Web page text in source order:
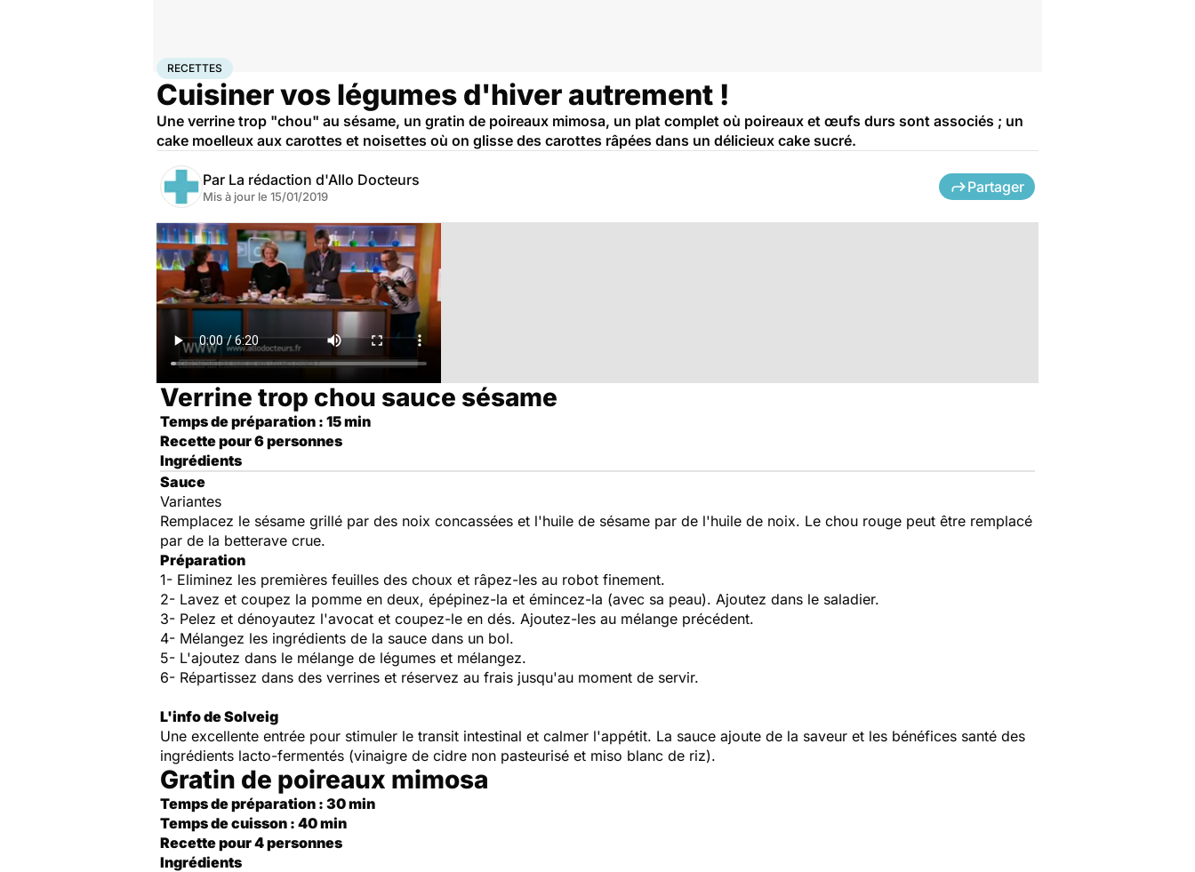
AccueilSanté Recettes
RECETTES
Cuisiner vos légumes d'hiver autrement !
Une verrine trop "chou" au sésame, un gratin de poireaux mimosa, un plat complet où poireaux et œufs durs sont associés ; un
cake moelleux aux carottes et noisettes où on glisse des carottes râpées dans un délicieux cake sucré.
Par La rédaction d'Allo Docteurs
Mis à jour le 15/01/2019
Partager
Verrine trop chou sauce sésame
Temps de préparation : 15 min
Recette pour 6 personnes
Ingrédients
Sauce
Variantes
Remplacez le sésame grillé par des noix concassées et l'huile de sésame par de l'huile de noix. Le chou rouge peut être remplacé
par de la betterave crue.
Préparation
1- Eliminez les premières feuilles des choux et râpez-les au robot finement.
2- Lavez et coupez la pomme en deux, épépinez-la et émincez-la (avec sa peau). Ajoutez dans le saladier.
3- Pelez et dénoyautez l'avocat et coupez-le en dés. Ajoutez-les au mélange précédent.
4- Mélangez les ingrédients de la sauce dans un bol.
5- L'ajoutez dans le mélange de légumes et mélangez.
6- Répartissez dans des verrines et réservez au frais jusqu'au moment de servir.
L'info de Solveig
Une excellente entrée pour stimuler le transit intestinal et calmer l'appétit. La sauce ajoute de la saveur et les bénéfices santé des
ingrédients lacto-fermentés (vinaigre de cidre non pasteurisé et miso blanc de riz).
Gratin de poireaux mimosa
Temps de préparation : 30 min
Temps de cuisson : 40 min
Recette pour 4 personnes
Ingrédients